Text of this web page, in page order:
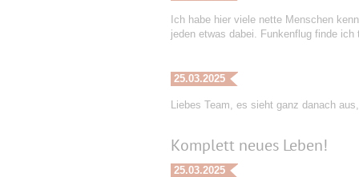
Ich habe hier viele nette Menschen
jeden etwas dabei. Funkenflug finde ich
25.03.2025
Liebes Team, es sieht ganz danach
Komplett neues Leben!
25.03.2025